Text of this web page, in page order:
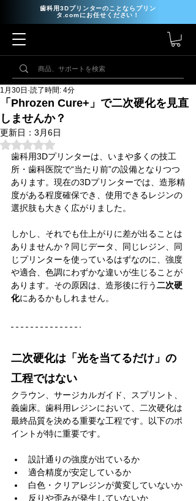
歯科用3Dプリンターのことならプリン
タ.comにお任せください！
「Phrozen Cure+」で二次硬化を見直
しませんか？
1月30日 読了時間: 4分
更新日： 3月6日
5つ星のうちNaNと評価されています。
歯科用3Dプリンターは、いまや多くの技工
所・歯科医院で“当たり前”の設備となりつつ
あります。現在の3Dプリンターでは、造形精
度がある程度確保でき、使用できるレジンの
選択肢も大きく広がりました。
しかし、それでも仕上がりに差が出ることは
ありませんか？同じデータ、同じレジン、同
じプリンターを使っているはずなのに、強度
や適合、色調にわずかな違いが生じることが
あります。その原因は、造形後に行う二次硬
化にあるかもしれません。
二次硬化は「光を当てるだけ」の
工程ではない
クラウン、サージカルガイド、スプリント、
義歯床。歯科用レジンにおいて、二次硬化は
最終品質を決める重要な工程です。以下のポ
イントが特に重要です。
設計通りの強度が出ているか
適合精度が安定しているか
白色・クリアレジンが黄変していないか
反りや歪みが発生していないか